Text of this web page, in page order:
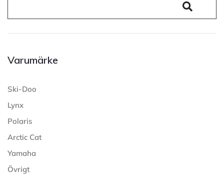
Varumärke
Ski-Doo
Lynx
Polaris
Arctic Cat
Yamaha
Övrigt